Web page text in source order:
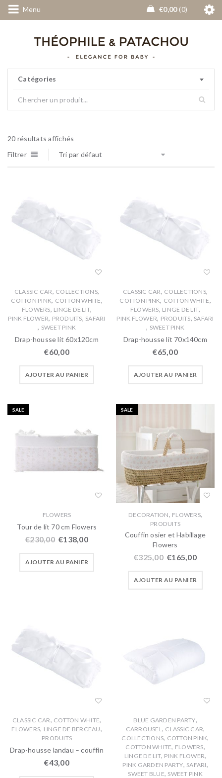
Menu €0,00 0
Catégories
20 résultats affichés
Filtrer
Tri par défaut
CLASSIC CAR, COLLECTIONS,
COTTON PINK, COTTON WHITE,
FLOWERS, LINGE DE LIT,
PINK FLOWER, PRODUITS, SAFARI
, SWEET PINK
Drap-housse lit 60x120cm
€60,00
AJOUTER AU PANIER
CLASSIC CAR, COLLECTIONS,
COTTON PINK, COTTON WHITE,
FLOWERS, LINGE DE LIT,
PINK FLOWER, PRODUITS, SAFARI
, SWEET PINK
Drap-housse lit 70x140cm
€65,00
AJOUTER AU PANIER
SALE
FLOWERS
Tour de lit 70 cm Flowers
€230,00 €138,00
AJOUTER AU PANIER
SALE
DECORATION, FLOWERS,
PRODUITS
Couffin osier et Habillage
Flowers
€325,00 €165,00
AJOUTER AU PANIER
CLASSIC CAR, COTTON WHITE,
FLOWERS, LINGE DE BERCEAU,
PRODUITS
Drap-housse landau – couffin
€43,00
BLUE GARDEN PARTY,
CARROUSEL, CLASSIC CAR,
COLLECTIONS, COTTON PINK,
COTTON WHITE, FLOWERS,
LINGE DE LIT, PINK FLOWER,
PINK GARDEN PARTY, SAFARI,
SWEET BLUE, SWEET PINK